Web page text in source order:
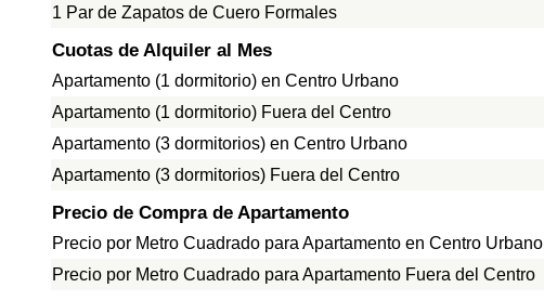
1 Par de Zapatos de Cuero Formales
Cuotas de Alquiler al Mes
Apartamento (1 dormitorio) en Centro Urbano
Apartamento (1 dormitorio) Fuera del Centro
Apartamento (3 dormitorios) en Centro Urbano
Apartamento (3 dormitorios) Fuera del Centro
Precio de Compra de Apartamento
Precio por Metro Cuadrado para Apartamento en Centro Urbano
Precio por Metro Cuadrado para Apartamento Fuera del Centro